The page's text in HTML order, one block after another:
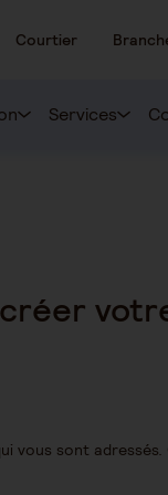
Courtier
Services
sont adressés.